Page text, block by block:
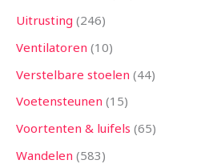
Uitrusting 246
Ventilatoren 10
Verstelbare stoelen 44
Voetensteunen 15
Voortenten & luifels 65
Wandelen 583